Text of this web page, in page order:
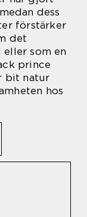
dess
förstärker
det
som en
prince
bit natur
hos